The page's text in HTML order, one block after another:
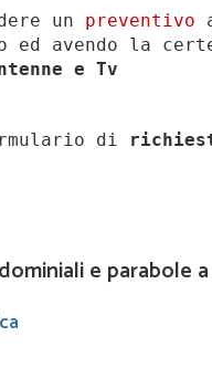
un preventivo
ed avendo la
e Tv
di
e parabole